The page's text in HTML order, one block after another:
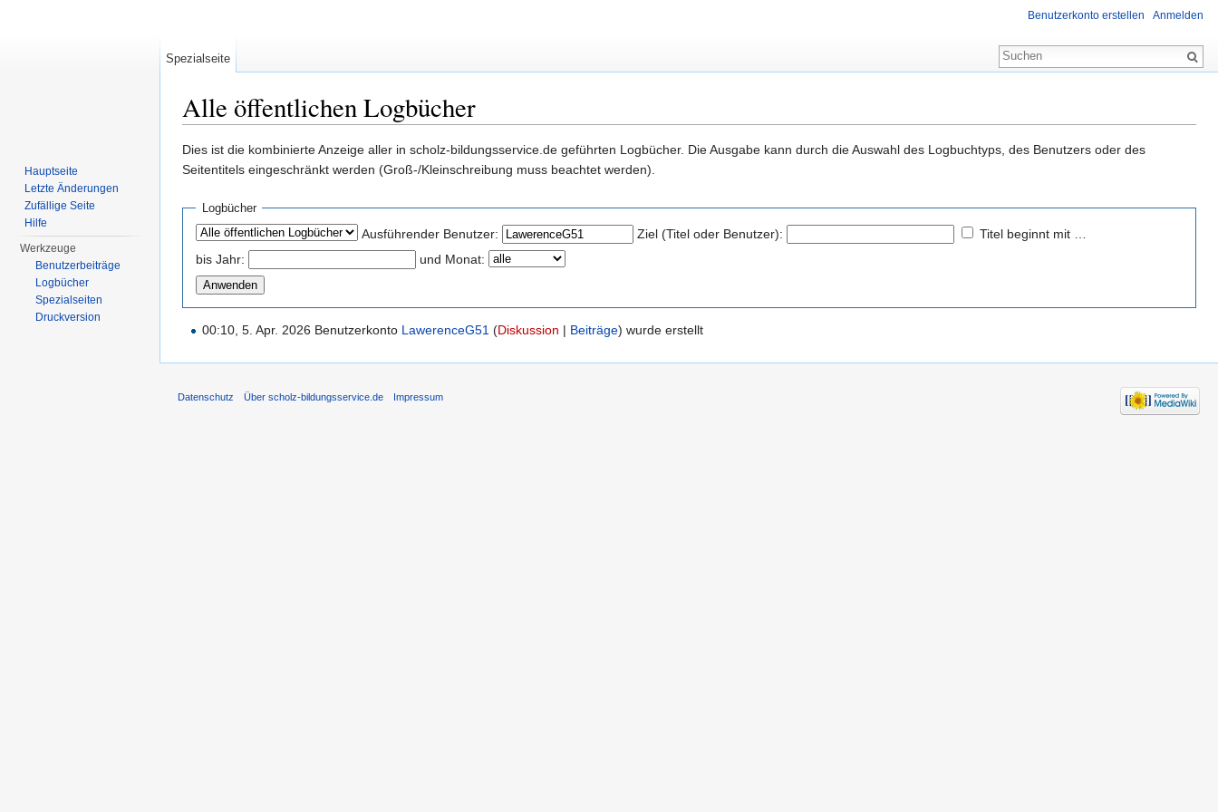
Alle öffentlichen Logbücher
Dies ist die kombinierte Anzeige aller in scholz-bildungsservice.de geführten Logbücher. Die Ausgabe kann durch die Auswahl des Logbuchtyps, des Benutzers oder des
Seitentitels eingeschränkt werden (Groß-/Kleinschreibung muss beachtet werden).
Logbücher
Ausführender Benutzer: Ziel (Titel oder Benutzer):
Titel beginnt mit …
bis Jahr:
und Monat:
00:10, 5. Apr. 2026 Benutzerkonto LawerenceG51 (Diskussion | Beiträge) wurde erstellt
Benutzerkonto erstellen Anmelden
Spezialseite
Hauptseite
Letzte Änderungen
Zufällige Seite
Hilfe
Werkzeuge
Benutzerbeiträge
Logbücher
Spezialseiten
Druckversion
Datenschutz Über scholz-bildungsservice.de Impressum